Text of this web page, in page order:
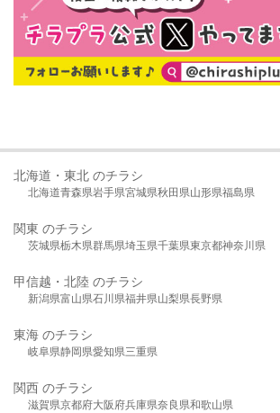
北海道・東北 のチラシ
北海道青森県岩手県宮城県秋田県山形県福島県
関東 のチラシ
茨城県栃木県群馬県埼玉県千葉県東京都神奈川県
甲信越・北陸 のチラシ
新潟県富山県石川県福井県山梨県長野県
東海 のチラシ
岐阜県静岡県愛知県三重県
関西 のチラシ
滋賀県京都府大阪府兵庫県奈良県和歌山県